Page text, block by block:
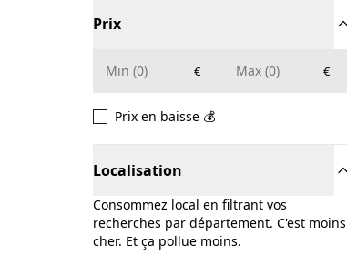
Prix
€ €
Prix en baisse 💰
Localisation
Consommez local en filtrant vos
recherches par département. C'est moins
cher. Et ça pollue moins.